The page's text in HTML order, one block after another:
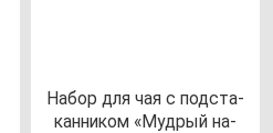
Набор для чая с под­ста­
кан­ни­ком «Муд­рый на­